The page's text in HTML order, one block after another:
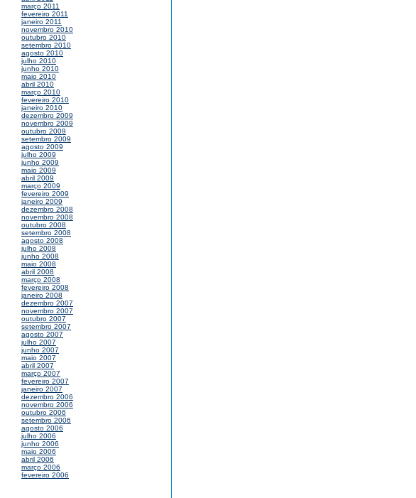
março 2011
fevereiro 2011
janeiro 2011
novembro 2010
outubro 2010
setembro 2010
agosto 2010
julho 2010
junho 2010
maio 2010
abril 2010
março 2010
fevereiro 2010
janeiro 2010
dezembro 2009
novembro 2009
outubro 2009
setembro 2009
agosto 2009
julho 2009
junho 2009
maio 2009
abril 2009
março 2009
fevereiro 2009
janeiro 2009
dezembro 2008
novembro 2008
outubro 2008
setembro 2008
agosto 2008
julho 2008
junho 2008
maio 2008
abril 2008
março 2008
fevereiro 2008
janeiro 2008
dezembro 2007
novembro 2007
outubro 2007
setembro 2007
agosto 2007
julho 2007
junho 2007
maio 2007
abril 2007
março 2007
fevereiro 2007
janeiro 2007
dezembro 2006
novembro 2006
outubro 2006
setembro 2006
agosto 2006
julho 2006
junho 2006
maio 2006
abril 2006
março 2006
fevereiro 2006